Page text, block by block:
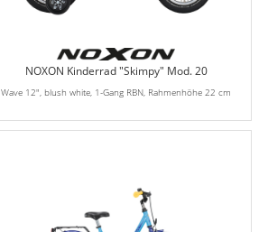
NOXON Kinderrad "Skimpy" Mod. 20
Wave 12", blush white, 1-Gang RBN, Rahmenhöhe 22 cm